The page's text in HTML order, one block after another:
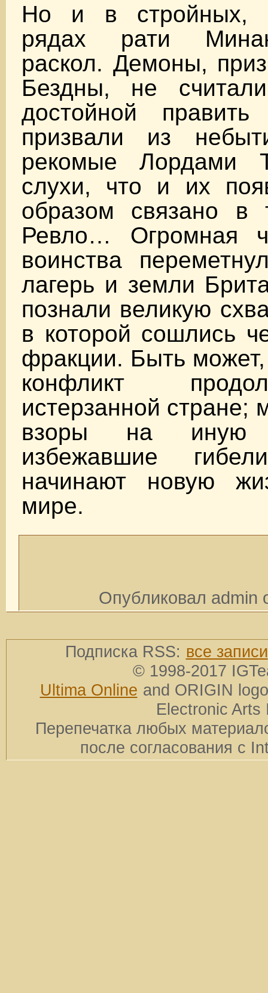
Но и в стройных,
рядах рати
раскол. Демоны,
Бездны, не
достойной
призвали из
рекомые Лордами
слухи, что и их
образом связано в
Ревло… Огромная
воинства
лагерь и земли
познали великую
в которой сошлись
фракции. Быть
конфликт
истерзанной стране;
взоры на иную
избежавшие
начинают новую
мире.
Опубликовал admin
Подписка RSS: все записи
© 1998-2017
Ultima Online and ORIGIN
Electronic Arts
Перепечатка любых
после согласования с